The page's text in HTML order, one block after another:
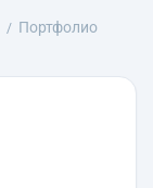
Портфолио